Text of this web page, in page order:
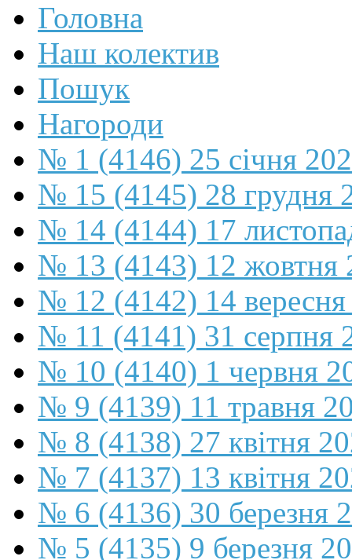
Головна
Наш колектив
Пошук
Нагороди
№ 1 (4146) 25 січня
№ 15 (4145) 28 грудня
№ 14 (4144) 17
№ 13 (4143) 12 жовтня
№ 12 (4142) 14
№ 11 (4141) 31 серпня
№ 10 (4140) 1 червня
№ 9 (4139) 11 травня
№ 8 (4138) 27 квітня
№ 7 (4137) 13 квітня
№ 6 (4136) 30 березня
№ 5 (4135) 9 березня